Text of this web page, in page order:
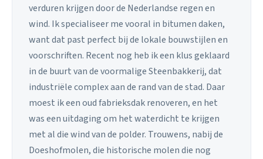
verduren krijgen door de Nederlandse regen en
wind. Ik specialiseer me vooral in bitumen daken,
want dat past perfect bij de lokale bouwstijlen en
voorschriften. Recent nog heb ik een klus geklaard
in de buurt van de voormalige Steenbakkerij, dat
industriële complex aan de rand van de stad. Daar
moest ik een oud fabrieksdak renoveren, en het
was een uitdaging om het waterdicht te krijgen
met al die wind van de polder. Trouwens, nabij de
Doeshofmolen, die historische molen die nog